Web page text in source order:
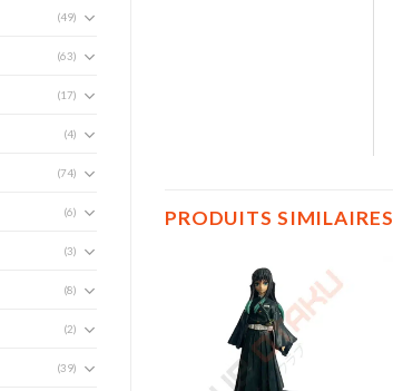
(49)
(63)
(17)
(4)
(74)
(6)
(3)
(8)
(2)
(39)
PRODUITS SIMILAIRES